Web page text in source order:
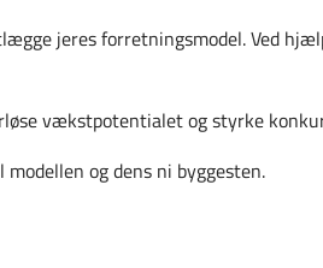
jeres forretningsmodel. Ved
vækstpotentialet og styrke
og dens ni byggesten.